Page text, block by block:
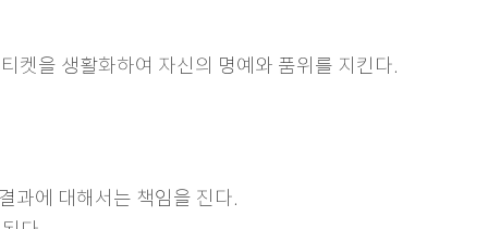
켓을 생활화하여 자신의 명예와 품위를 지킨다.
과에 대해서는 책임을 진다.